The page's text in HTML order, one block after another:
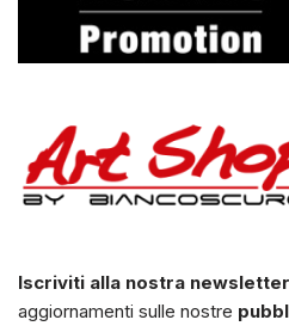
Iscriviti alla nostra newsletter
aggiornamenti sulle nostre